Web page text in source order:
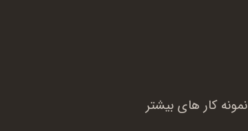
نمونه کار های بیشتر